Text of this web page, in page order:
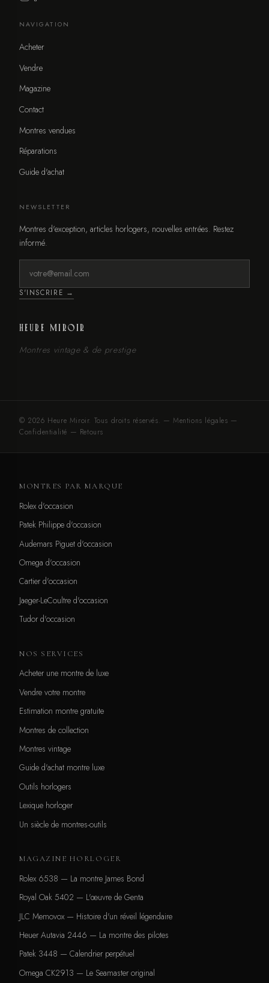
NAVIGATION
Acheter
Vendre
Magazine
Contact
Montres vendues
Réparations
Guide d'achat
NEWSLETTER
Montres d'exception, articles horlogers, nouvelles entrées. Restez
informé.
S'INSCRIRE →
HEURE MIROIR
Montres vintage & de prestige
© 2026 Heure Miroir. Tous droits réservés. —Mentions légales —
Confidentialité — Retours
MONTRES PAR MARQUE
Rolex d'occasion
Patek Philippe d'occasion
Audemars Piguet d'occasion
Omega d'occasion
Cartier d'occasion
Jaeger-LeCoultre d'occasion
Tudor d'occasion
NOS SERVICES
Acheter une montre de luxe
Vendre votre montre
Estimation montre gratuite
Montres de collection
Montres vintage
Guide d'achat montre luxe
Outils horlogers
Lexique horloger
Un siècle de montres-outils
MAGAZINE HORLOGER
Rolex 6538 — La montre James Bond
Royal Oak 5402 — L'œuvre de Genta
JLC Memovox — Histoire d'un réveil légendaire
Heuer Autavia 2446 — La montre des pilotes
Patek 3448 — Calendrier perpétuel
Omega CK2913 — Le Seamaster original